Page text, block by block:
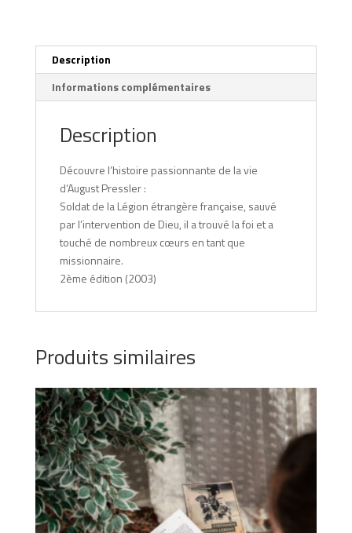
Description
Informations complémentaires
Description
Découvre l’histoire passionnante de la vie
d’August Pressler :
Soldat de la Légion étrangère française, sauvé
par l’intervention de Dieu, il a trouvé la foi et a
touché de nombreux cœurs en tant que
missionnaire.
2ème édition (2003)
Produits similaires